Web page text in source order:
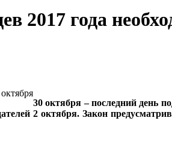
2017 года
30 октября – последний день
2 октября. Закон